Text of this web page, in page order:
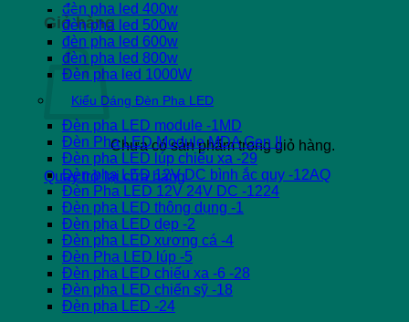
Giỏ hàng
Chưa có sản phẩm trong giỏ hàng.
Quay trở lại cửa hàng
đèn pha led 400w
đèn pha led 500w
đèn pha led 600w
đèn pha led 800w
Đèn pha led 1000W
Kiểu Dáng Đèn Pha LED
Đèn pha LED module -1MD
Đèn Pha LED Module MDA Gen II
Đèn pha LED lúp chiếu xa -29
Đèn pha LED 12V DC bình ắc quy -12AQ
Đèn Pha LED 12V 24V DC -1224
Đèn pha LED thông dụng -1
Đèn pha LED dẹp -2
Đèn pha LED xương cá -4
Đèn Pha LED lúp -5
Đèn pha LED chiếu xa -6 -28
Đèn pha LED chiến sỹ -18
Đèn pha LED -24